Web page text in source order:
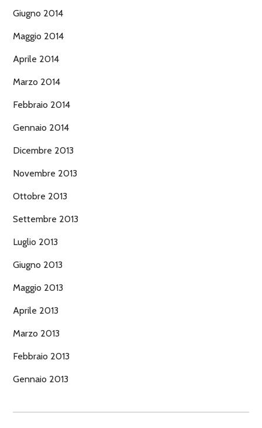
Giugno 2014
Maggio 2014
Aprile 2014
Marzo 2014
Febbraio 2014
Gennaio 2014
Dicembre 2013
Novembre 2013
Ottobre 2013
Settembre 2013
Luglio 2013
Giugno 2013
Maggio 2013
Aprile 2013
Marzo 2013
Febbraio 2013
Gennaio 2013